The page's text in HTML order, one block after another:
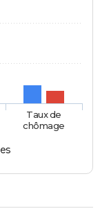
Taux de
chômage